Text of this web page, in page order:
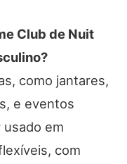
Club de Nuit
como jantares,
e eventos
usado em
com